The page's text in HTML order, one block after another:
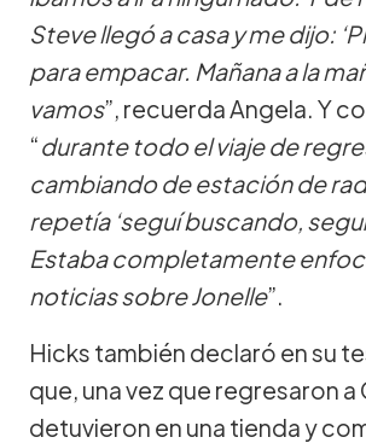
Steve llegó a casa y me dijo:
para empacar. Mañana a la
vamos”, recuerda Angela. Y
“durante todo el viaje de
cambiando de estación de
repetía ‘seguí buscando,
Estaba completamente
noticias sobre Jonelle”.
Hicks también declaró en su
que, una vez que regresaron a
detuvieron en una tienda y